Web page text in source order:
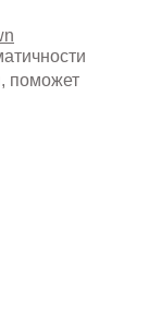
поможет